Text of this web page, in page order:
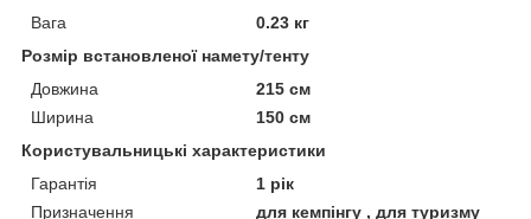
Вага
0.23 кг
Розмір встановленої намету/тенту
Довжина
215 см
Ширина
150 см
Користувальницькі характеристики
Гарантія
1 рік
Призначення
для кемпінгу , для туризму